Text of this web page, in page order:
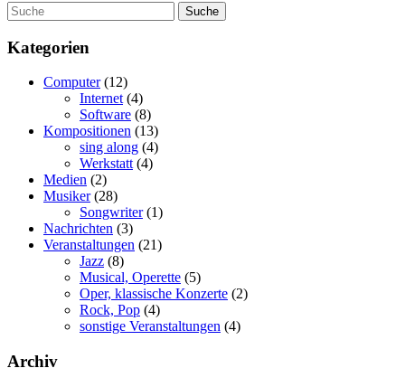
Suche
nach:
Kategorien
Computer(12)
Internet(4)
Software (8)
Kompositionen (13)
sing along (4)
Werkstatt(4)
Medien (2)
Musiker(28)
Songwriter(1)
Nachrichten (3)
Veranstaltungen (21)
Jazz (8)
Musical, Operette (5)
Oper, klassische Konzerte (2)
Rock, Pop (4)
sonstige Veranstaltungen (4)
Archiv